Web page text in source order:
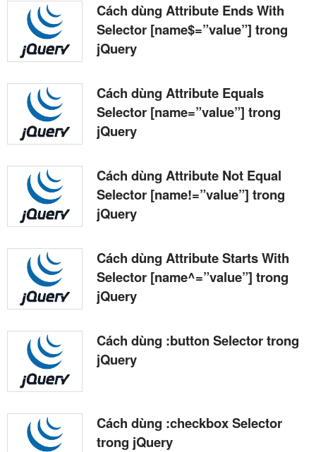
Cách dùng Attribute Ends With
Selector [name$=”value”] trong
jQuery
Cách dùng Attribute Equals
Selector [name=”value”] trong
jQuery
Cách dùng Attribute Not Equal
Selector [name!=”value”] trong
jQuery
Cách dùng Attribute Starts With
Selector [name^=”value”] trong
jQuery
Cách dùng :button Selector trong
jQuery
Cách dùng :checkbox Selector
trong jQuery